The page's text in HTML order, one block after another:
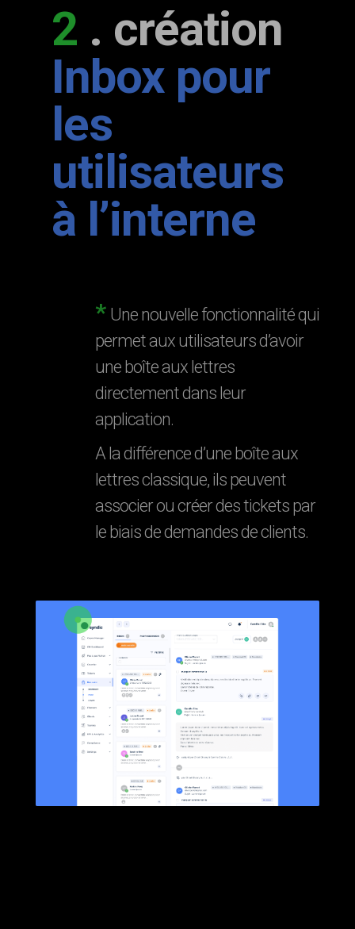
2 . création
Inbox pour
les
utilisateurs
à l’interne
* Une nouvelle fonctionnalité qui
permet aux utilisateurs d’avoir
une boîte aux lettres
directement dans leur
application.
A la différence d’une boîte aux
lettres classique, ils peuvent
associer ou créer des tickets par
le biais de demandes de clients.